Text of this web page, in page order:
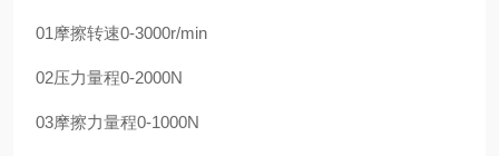
01摩擦转速0-3000r/min
02压力量程0-2000N
03摩擦力量程0-1000N